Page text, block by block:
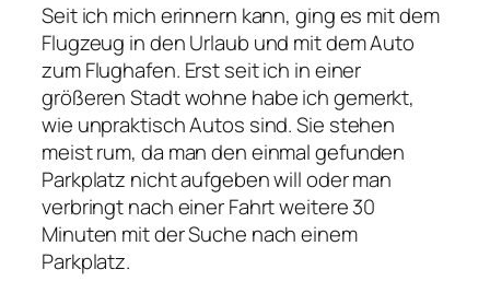
Seit ich mich erinnern kann, ging es mit dem
Flugzeug in den Urlaub und mit dem Auto
zum Flughafen. Erst seit ich in einer
größeren Stadt wohne habe ich gemerkt,
wie unpraktisch Autos sind. Sie stehen
meist rum, da man den einmal gefunden
Parkplatz nicht aufgeben will oder man
verbringt nach einer Fahrt weitere 30
Minuten mit der Suche nach einem
Parkplatz.